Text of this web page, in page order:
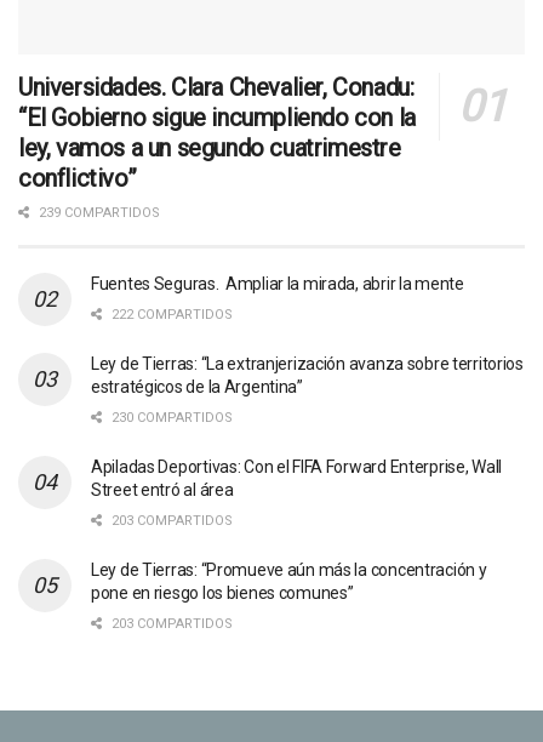
Universidades. Clara Chevalier, Conadu:
“El Gobierno sigue incumpliendo con la
ley, vamos a un segundo cuatrimestre
conflictivo”
239 COMPARTIDOS
Fuentes Seguras. Ampliar la mirada, abrir la mente
222 COMPARTIDOS
Ley de Tierras: “La extranjerización avanza sobre territorios
estratégicos de la Argentina”
230 COMPARTIDOS
Apiladas Deportivas: Con el FIFA Forward Enterprise, Wall
Street entró al área
203 COMPARTIDOS
Ley de Tierras: “Promueve aún más la concentración y
pone en riesgo los bienes comunes”
203 COMPARTIDOS